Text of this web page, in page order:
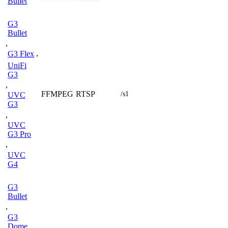
G3
Bullet
,
G3 Flex ,
UniFi
G3
,
UVC
G3
,
UVC
G3 Pro
,
UVC
G4
FFMPEG RTSP /s1
G3
Bullet
,
G3
Dome